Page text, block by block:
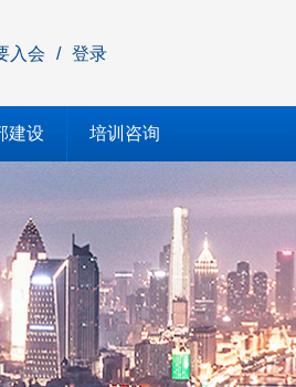
入会 / 登录
建设 培训咨询